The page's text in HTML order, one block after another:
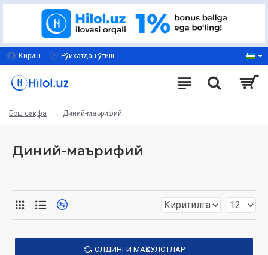
Кириш Рўйхатдан ўтиш
Бош саҳифа Диний-маърифий
Диний-маърифий
ОЛДИНГИ МАҲСУЛОТЛАР